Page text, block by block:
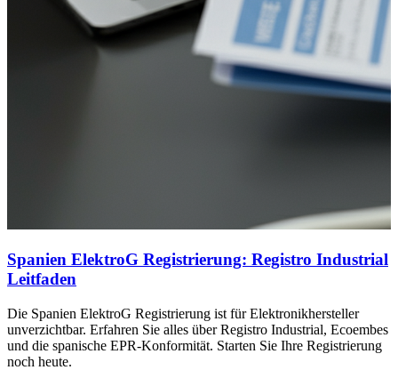
Spanien ElektroG Registrierung: Registro Industrial
Leitfaden
Die Spanien ElektroG Registrierung ist für Elektronikhersteller
unverzichtbar. Erfahren Sie alles über Registro Industrial, Ecoembes
und die spanische EPR-Konformität. Starten Sie Ihre Registrierung
noch heute.